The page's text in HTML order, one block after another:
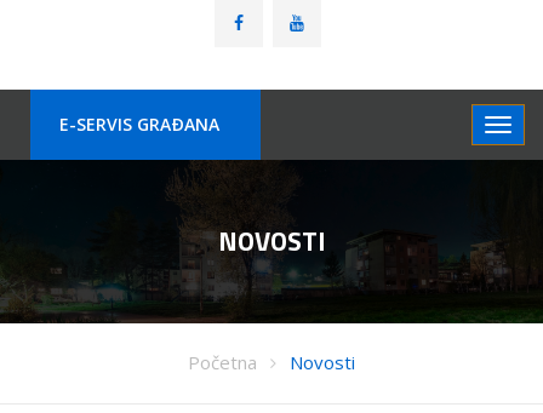
E-SERVIS GRAÐANA
NOVOSTI
Početna Novosti